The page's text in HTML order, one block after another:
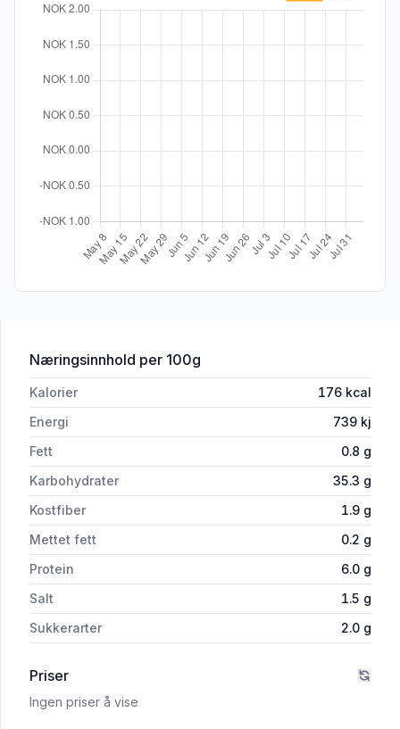
Næringsinnhold for 'Warburtons Crumpets 6 stk, 275 g'
per 100g
Kalorier 176 kcal
Energi
739 kj
Fett
0.8 g
Karbohydrater
35.3 g
Kostfiber
1.9 g
Mettet fett
0.2 g
Protein
6.0 g
Salt
1.5 g
Sukkerarter
2.0 g
Priser
Ingen priser å vise